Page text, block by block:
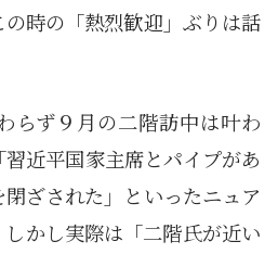
時の「熱烈歓迎」ぶりは話
らず９月の二階訪中は叶わ
近平国家主席とパイプがあ
ざされた」といったニュア
かし実際は「二階氏が近い